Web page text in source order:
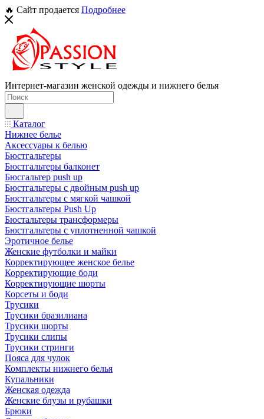
🔥 Сайт продается Подробнее
Интернет-магазин женской одежды и нижнего белья
Каталог
Нижнее белье
Аксессуары к белью
Бюстгальтеры
Бюстгальтеры балконет
Бюсгальтер push up
Бюстгальтеры с двойным push up
Бюстгальтеры с мягкой чашкой
Бюстгальтеры Push Up
Бюстальтеры трансформеры
Бюстгальтеры с уплотненной чашкой
Эротичное белье
Женские футболки и майки
Корректирующее женское белье
Корректирующие боди
Корректирующие шорты
Корсеты и боди
Трусики
Трусики бразилиана
Трусики шорты
Трусики слипы
Трусики стринги
Пояса для чулок
Комплекты нижнего белья
Купальники
Женская одежда
Женские блузы и рубашки
Брюки